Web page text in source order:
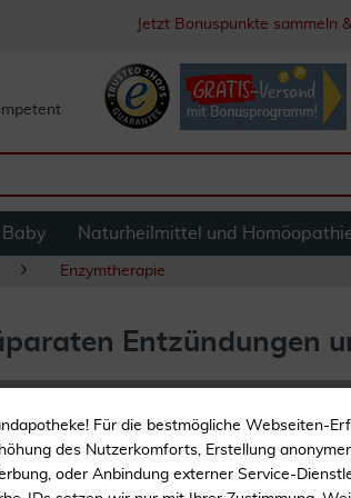
Jetzt Bonuspunkte sammeln
Baby Naturheilmittel und
Enzymtherapie
Entzündungen
Für die bestmögliche Webseiten-
des Nutzerkomforts, Erstellung
oder Anbindung externer Service-